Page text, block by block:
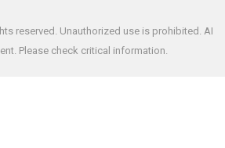
reserved. Unauthorized use is prohibited. AI
Please check critical information.